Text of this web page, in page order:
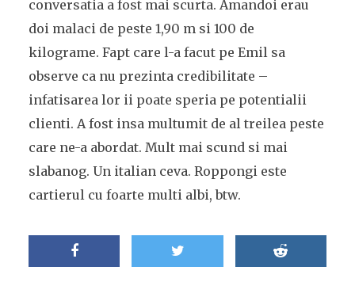
conversatia a fost mai scurta. Amandoi erau
doi malaci de peste 1,90 m si 100 de
kilograme. Fapt care l-a facut pe Emil sa
observe ca nu prezinta credibilitate –
infatisarea lor ii poate speria pe potentialii
clienti. A fost insa multumit de al treilea peste
care ne-a abordat. Mult mai scund si mai
slabanog. Un italian ceva. Roppongi este
cartierul cu foarte multi albi, btw.